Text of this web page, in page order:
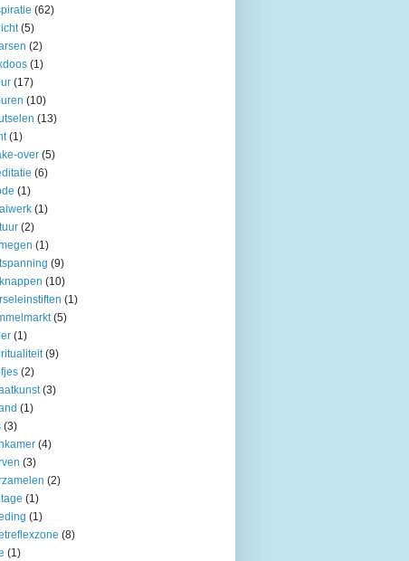
(62)
(5)
(2)
(1)
(17)
(10)
(13)
(1)
over (5)
(6)
(1)
(1)
(2)
(1)
(9)
(10)
(1)
(5)
(1)
(9)
(2)
(3)
(1)
(3)
(4)
(3)
(2)
(1)
(1)
(8)
(1)